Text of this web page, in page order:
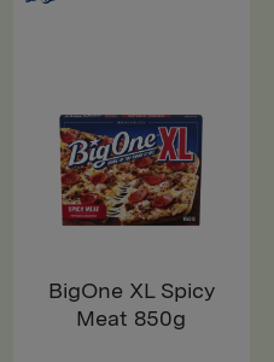
BigOne XL Spicy
Meat 850g